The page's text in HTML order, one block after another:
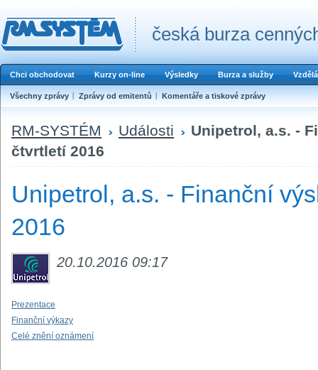
česká burza
Chci obchodovat Kurzy on-line Výsledky Burza a služby
Všechny zprávy Zprávy od emitentů Komentáře a tiskové zprávy
RM-SYSTÉM Události
Unipetrol, a.s. -
čtvrtletí 2016
Unipetrol, a.s. - Finanční
2016
20.10.2016 09:17
Prezentace
Finanční výkazy
Celé znění oznámení